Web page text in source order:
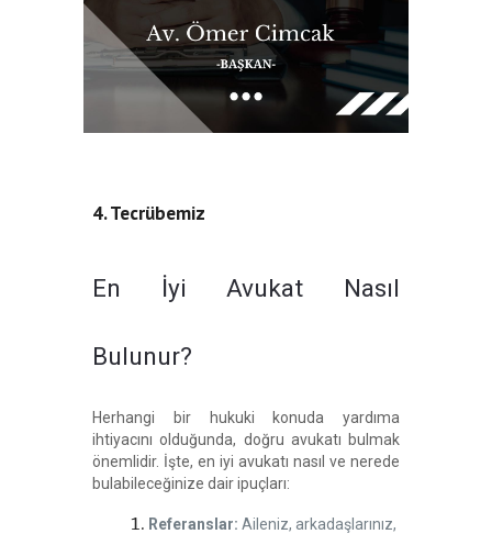
4. Tecrübemiz
En İyi Avukat Nasıl
Bulunur?
Herhangi bir hukuki konuda yardıma
ihtiyacını olduğunda, doğru avukatı bulmak
önemlidir. İşte, en iyi avukatı nasıl ve nerede
bulabileceğinize dair ipuçları:
Referanslar: Aileniz, arkadaşlarınız,